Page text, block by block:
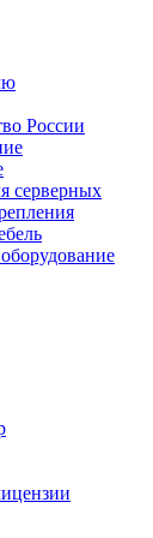
России
серверных